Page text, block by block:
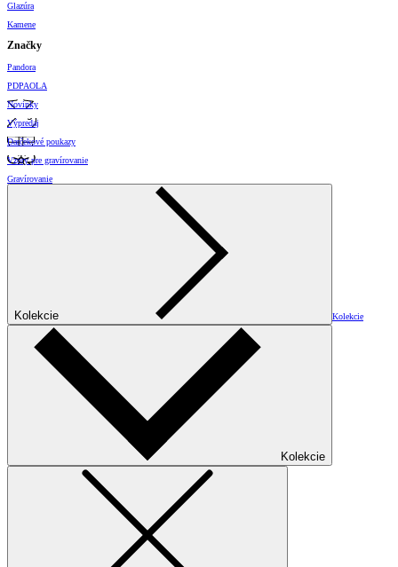
Glazúra
Kamene
Značky
Pandora
PDPAOLA
Novinky
Výpredaj
Darčekové poukazy
Vzory pre gravírovanie
Gravírovanie
Kolekcie Kolekcie
Kolekcie